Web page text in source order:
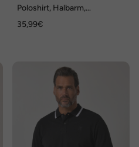
Poloshirt, Halbarm,
35,99€